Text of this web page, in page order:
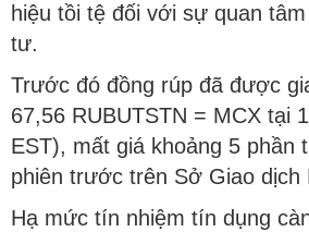
hiệu tồi tệ đối với sự quan
tư.
Trước đó đồng rúp đã được
67,56 RUBUTSTN = MCX tại
EST), mất giá khoảng 5
phiên trước trên Sở Giao dịch
Hạ mức tín nhiệm tín dụng